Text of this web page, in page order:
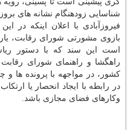
شناسایی زودهنگام نشانه های بروز
فیروزآبادی با اعلان اینکه در
بازوی مشورتی شورای رقابت،
است این سند که با دستور
راهگشا و راهنمای شورای
کشور، در مواجهه با پرونده ها
در رابطه با ایجاد انحصار یا
وکارهای فضای مجازی باشد.